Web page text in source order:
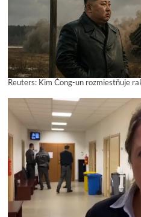
Reuters: Kim Čong-un rozmiestňuje